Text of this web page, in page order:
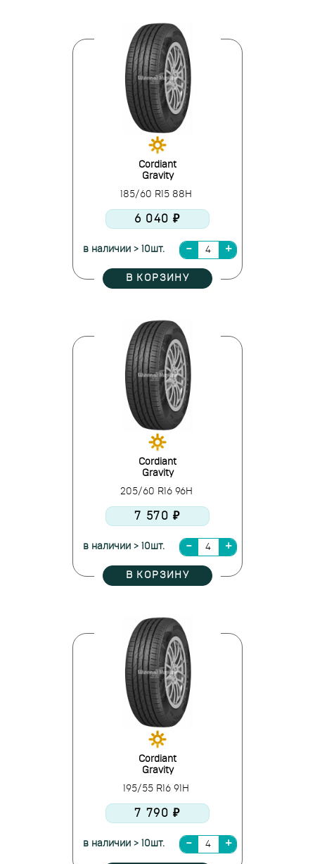
Cordiant
Gravity
185/60 R15 88H
6 040 ₽
в наличии > 10шт.
В КОРЗИНУ
Cordiant
Gravity
205/60 R16 96H
7 570 ₽
в наличии > 10шт.
В КОРЗИНУ
Cordiant
Gravity
195/55 R16 91H
7 790 ₽
в наличии > 10шт.